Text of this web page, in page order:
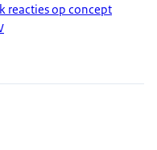
reacties op concept